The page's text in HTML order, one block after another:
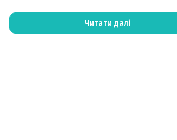
Читати далі